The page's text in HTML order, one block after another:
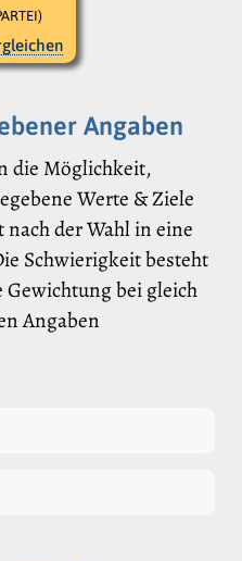
Angaben
die Möglichkeit,
Werte & Ziele
der Wahl in eine
Schwierigkeit besteht
bei gleich
Angaben